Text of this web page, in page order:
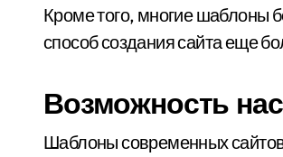
Кроме того, многие шаблоны
способ создания сайта еще
Возможность
Шаблоны современных